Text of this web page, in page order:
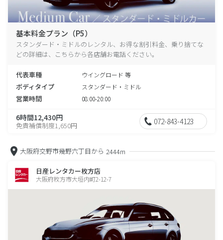
基本料金プラン（P5）
スタンダード・ミドルのレンタル、お得な割引料金、乗り捨てな
どの詳細は、こちらから各店舗お電話ください。
代表車種 ウイングロード 等
ボディタイプ スタンダード・ミドル
営業時間 08:00-20:00
6時間12,430円
免責補償制度1,650円 072-843-4123
大阪府交野市幾野六丁目から 2444m
日産レンタカー枚方店
大阪府枚方市大垣内町2-12-7